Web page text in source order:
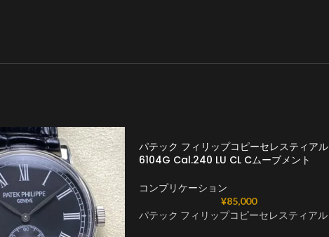
パテック フィリップコピーセレスティアル
6104G Cal.240 LU CL Cムーブメント
コンプリケーション
¥85,000
パテック フィリップコピーセレスティアル